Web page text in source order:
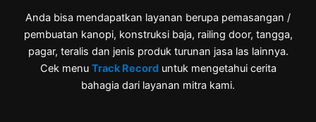
Anda bisa mendapatkan layanan berupa pemasangan /
pembuatan kanopi, konstruksi baja, railing door, tangga,
pagar, teralis dan jenis produk turunan jasa las lainnya.
Cek menu Track Recorduntuk mengetahui cerita
bahagia dari layanan mitra kami.